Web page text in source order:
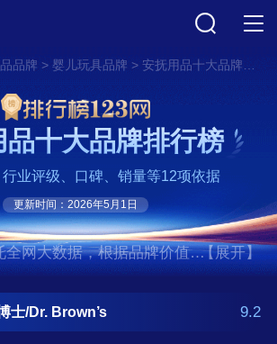
品牌 > 婴儿玩具品牌 > 安抚用品十大品牌排行榜
品十大品牌排行榜
业评级、口碑、销量等12项依据
更新时间：2026年5月1日
全网大数据，根据品牌价值、
数评选出了安抚用品十大品
别是布朗博士/Dr. Brown’s、
乐/Medela、汤美
【展开】
士/Dr. Brown’s 9.2